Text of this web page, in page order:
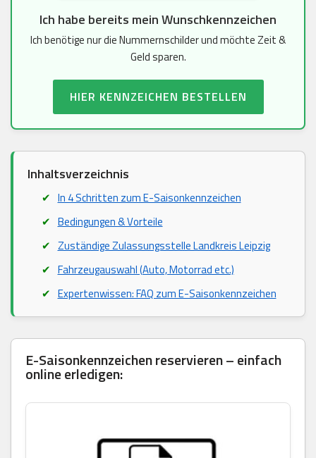
Ich habe bereits mein Wunschkennzeichen
Ich benötige nur die Nummernschilder und möchte Zeit &
Geld sparen.
HIER KENNZEICHEN BESTELLEN
Inhaltsverzeichnis
In 4 Schritten zum E-Saisonkennzeichen
Bedingungen & Vorteile
Zuständige Zulassungsstelle Landkreis Leipzig
Fahrzeugauswahl (Auto, Motorrad etc.)
Expertenwissen: FAQ zum E-Saisonkennzeichen
E-Saisonkennzeichen reservieren – einfach
online erledigen: